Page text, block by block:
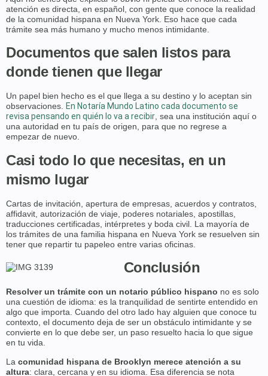
atención es directa, en español, con gente que conoce la realidad
de la comunidad hispana en Nueva York. Eso hace que cada
trámite sea más humano y mucho menos intimidante.
Documentos que salen listos para
donde tienen que llegar
Un papel bien hecho es el que llega a su destino y lo aceptan sin
observaciones. En Notaría Mundo Latino cada documento se
revisa pensando en quién lo va a recibir, sea una institución aquí o
una autoridad en tu país de origen, para que no regrese a
empezar de nuevo.
Casi todo lo que necesitas, en un
mismo lugar
Cartas de invitación, apertura de empresas, acuerdos y contratos,
affidavit, autorización de viaje, poderes notariales, apostillas,
traducciones certificadas, intérpretes y boda civil. La mayoría de
los trámites de una familia hispana en Nueva York se resuelven sin
tener que repartir tu papeleo entre varias oficinas.
Conclusión
Resolver un trámite con un notario público hispano no es solo
una cuestión de idioma: es la tranquilidad de sentirte entendido en
algo que importa. Cuando del otro lado hay alguien que conoce tu
contexto, el documento deja de ser un obstáculo intimidante y se
convierte en lo que debe ser, un paso resuelto hacia lo que sigue
en tu vida.
La comunidad hispana de Brooklyn merece atención a su
altura: clara, cercana y en su idioma. Esa diferencia se nota